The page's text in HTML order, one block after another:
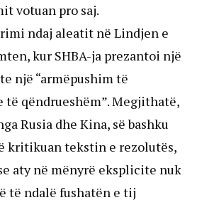
votuan pro saj.
ndaj aleatit në Lindjen e
kur SHBA-ja prezantoi një
një “armëpushim të
të qëndrueshëm”. Megjithatë,
Rusia dhe Kina, së bashku
kritikuan tekstin e rezolutës,
aty në mënyrë eksplicite nuk
të ndalë fushatën e tij